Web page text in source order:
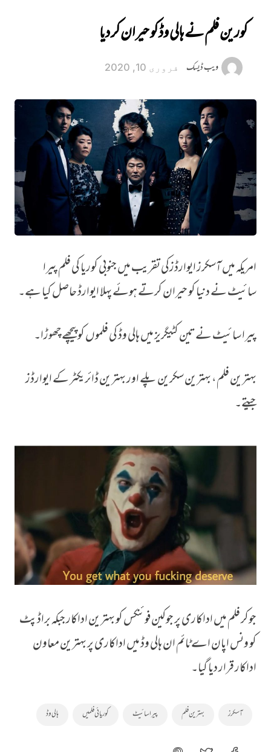
کورین فلم نے ہالی وڈ کو حیران کر دیا
ویب ڈیسک فروری 10, 2020
کورین فلم نے ہالی وڈ کو حیران کر دیا
امریکہ میں آسکرز ایوارڈزکی تقریب میں جنوبی کوریا کی فلم پیرا
سائیٹ نے دنیا کو حیران کرتے ہوئے پہلا ایوارڈ حاصل کیا ہے۔
پیرا سائیٹ نے تین کٹیگریز میں ہالی وڈ کی فلموں کو پیچھے چھوڑا۔
بہترین فلم، بہترین سکرین پلے اور بہترین ڈائریکٹر کے ایوارڈز
جیتے۔
جوکر فلم میں اداکاری پر جوکین فوئنکس کو بہترین اداکار جبکہ براڈ پٹ
کو ونس اپان اے ٹائم ان ہالی وڈ میں اداکاری پر بہترین معاون
اداکار قرار دیا گیا۔
آسکرز بہترین فلم پیرا سائیٹ کوریائی فلمیں ہالی وڈ